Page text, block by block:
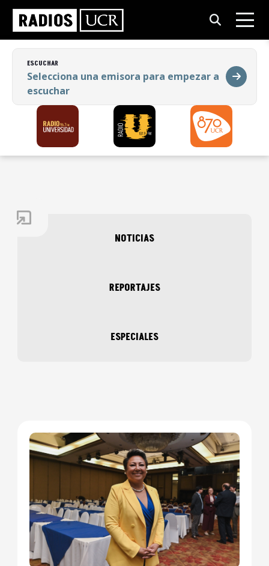
ESCUCHAR
Selecciona una emisora para empezar a
escuchar
ESCUCHAR
Selecciona una emisora para empezar a
escuchar
NOTICIAS
REPORTAJES
ESPECIALES